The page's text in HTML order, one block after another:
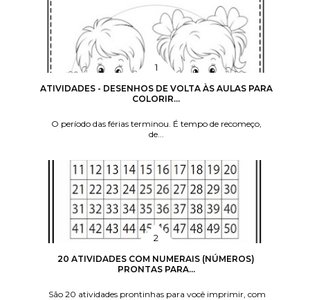
ATIVIDADES - DESENHOS DE VOLTA ÀS AULAS PARA
COLORIR...
O período das férias terminou. É tempo de recomeço,
de...
20 ATIVIDADES COM NUMERAIS (NÚMEROS)
PRONTAS PARA...
São 20 atividades prontinhas para você imprimir, com